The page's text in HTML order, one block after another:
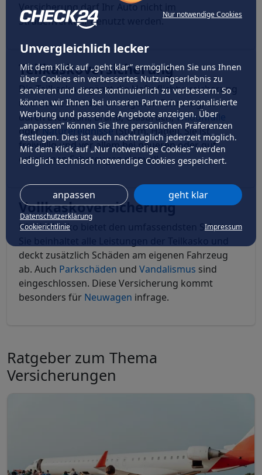
Nur notwendige Cookies
Unvergleichlich lecker
Mit dem Klick auf „geht klar” ermöglichen Sie uns Ihnen
über Cookies ein verbessertes Nutzungserlebnis zu
servieren und dieses kontinuierlich zu verbessern. So
können wir Ihnen bei unseren Partnern personalisierte
Werbung und passende Angebote anzeigen. Über
„anpassen” können Sie Ihre persönlichen Präferenzen
festlegen. Dies ist auch nachträglich jederzeit möglich.
Mit dem Klick auf „Nur notwendige Cookies” werden
lediglich technisch notwendige Cookies gespeichert.
anpassen geht klar
Datenschutzerklärung
Cookierichtlinie
Impressum
Versicherung darf Ihr Auto nicht im
Straßenverkehr genutzt werden.
Teilkaskoversicherung
Die Teilkasko ergänzt die Haftpflichtversicherung
und deckt Schäden am eigenen Fahrzeug, etwa
durch Diebstahl, Brand, Glasbruch,Wildunfälle
oderNaturereignisse(Sturm, Hagel). Sie ist
freiwillig und vor allem bei neueren oder gut
erhaltenen Fahrzeugen sinnvoll.
Vollkaskoversicherung
Die Vollkasko bietet den umfassendsten Schutz.
deckt zusätzlich Schäden am eigenen Fahrzeug
ab. Auch Parkschäden und Vandalismus sind
eingeschlossen. Diese Versicherung kommt
besonders für Neuwagen infrage.
Ratgeber zum Thema
Versicherungen